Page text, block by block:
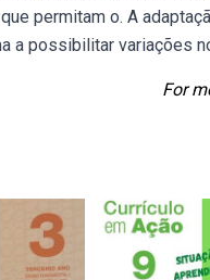
permitam o. A
a possibilitar variações
For